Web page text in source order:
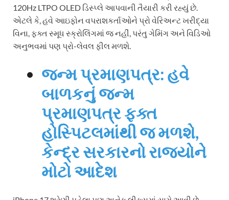
120Hz LTPO OLED ડિસ્પ્લે આપવાની તૈયારી કરી રહ્યું છે.
એટલે કે, હવે આઇફોન વપરાશકર્તાઓને પ્રો વેરિઅન્ટ ખરીદ્યા
વિના, ફક્ત સ્મૂધ સ્ક્રોલિંગમાં જ નહીં, પરંતુ ગેમિંગ અને વિડિઓ
અનુભવમાં પણ પ્રો-લેવલ ફીલ મળશે.
જન્મ પ્રમાણપત્ર: હવે
બાળકનું જન્મ
પ્રમાણપત્ર ફક્ત
હોસ્પિટલમાંથી જ મળશે,
કેન્દ્ર સરકારનો રાજ્યોને
મોટો આદેશ